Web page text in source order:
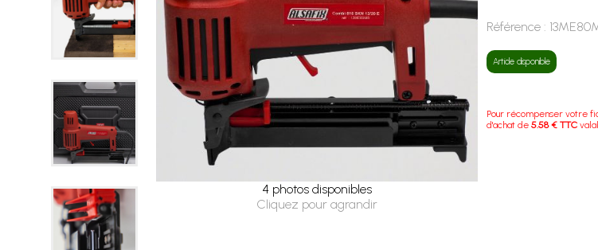
4 photos disponibles
Cliquez pour agrandir
Référence :
Article disponible
Pour récompenser votre
d'achat de5.58 € TTC